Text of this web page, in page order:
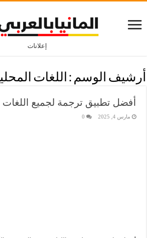
إعلانات
أرشيف الوسم : اللغات
أفضل تطبيق ترجمة لجميع اللغات
مارس 4, 2025 0